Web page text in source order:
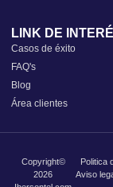
LINK DE
Casos de éxito
FAQ's
Blog
Área clientes
Copyright©
2026
Politica
Aviso